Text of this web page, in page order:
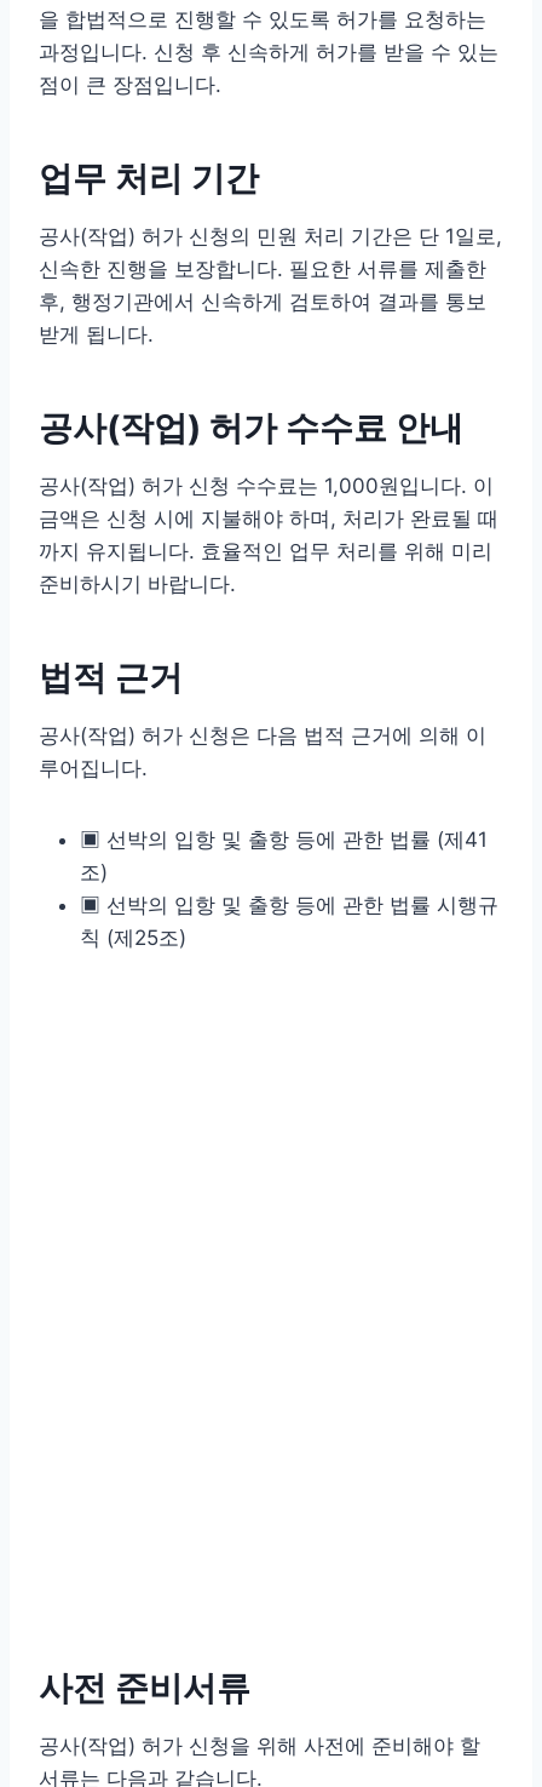
을 합법적으로 진행할 수 있도록 허가를 요청하는
과정입니다. 신청 후 신속하게 허가를 받을 수 있는
점이 큰 장점입니다.
업무 처리 기간
공사(작업) 허가 신청의 민원 처리 기간은 단 1일로,
신속한 진행을 보장합니다. 필요한 서류를 제출한
후, 행정기관에서 신속하게 검토하여 결과를 통보
받게 됩니다.
공사(작업) 허가 수수료 안내
공사(작업) 허가 신청 수수료는 1,000원입니다. 이
금액은 신청 시에 지불해야 하며, 처리가 완료될 때
까지 유지됩니다. 효율적인 업무 처리를 위해 미리
준비하시기 바랍니다.
법적 근거
공사(작업) 허가 신청은 다음 법적 근거에 의해 이
루어집니다.
▣ 선박의 입항 및 출항 등에 관한 법률 (제41
조)
▣ 선박의 입항 및 출항 등에 관한 법률 시행규
칙 (제25조)
사전 준비서류
공사(작업) 허가 신청을 위해 사전에 준비해야 할
서류는 다음과 같습니다.